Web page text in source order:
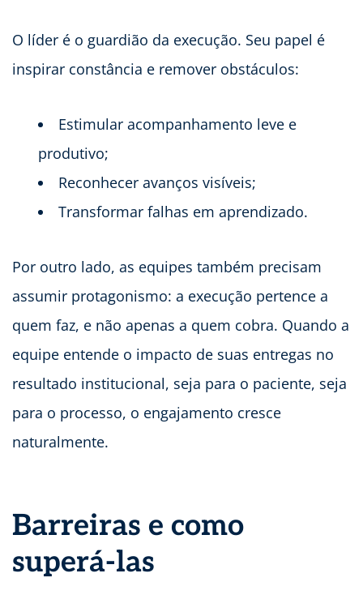
O líder é o guardião da execução. Seu papel é
inspirar constância e remover obstáculos:
Estimular acompanhamento leve e
produtivo;
Reconhecer avanços visíveis;
Transformar falhas em aprendizado.
Por outro lado, as equipes também precisam
assumir protagonismo: a execução pertence a
quem faz, e não apenas a quem cobra. Quando a
equipe entende o impacto de suas entregas no
resultado institucional, seja para o paciente, seja
para o processo, o engajamento cresce
naturalmente.
Barreiras e como
superá-las